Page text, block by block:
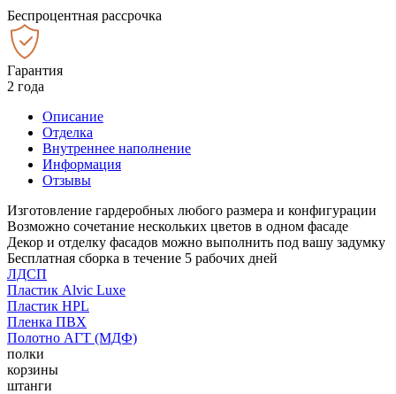
Беспроцентная рассрочка
Гарантия
2 года
Описание
Отделка
Внутреннее наполнение
Информация
Отзывы
Изготовление гардеробных любого размера и конфигурации
Возможно сочетание нескольких цветов в одном фасаде
Декор и отделку фасадов можно выполнить под вашу задумку
Бесплатная сборка в течение 5 рабочих дней
ЛДСП
Пластик Alvic Luxe
Пластик HPL
Пленка ПВХ
Полотно АГТ (МДФ)
полки
корзины
штанги